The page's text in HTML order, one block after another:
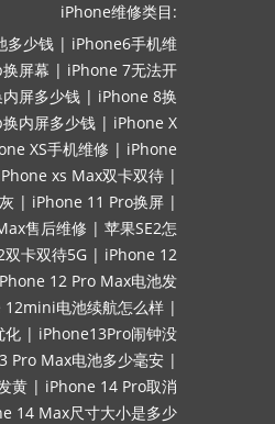
iPhone维修类目:
多少钱 | iPhone6手机维
屏幕 | iPhone 7无法开
屏多少钱 | iPhone 8换
内屏多少钱 | iPhone X
XS手机维修 | iPhone
xs Max双卡双待 |
| iPhone 11 Pro换屏 |
售后维修 | 苹果SE2怎
卡双待5G | iPhone 12
12 Pro Max电池发
12mini电池续航怎么样 |
化 | iPhone13Pro闹钟没
Pro Max电池多少毫安 |
黄 | iPhone 14 Pro取消
14 Max尺寸大小是多少